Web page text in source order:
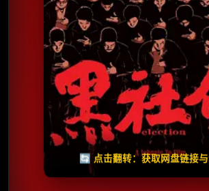
🔄 点击翻转：获取网盘链接
失效请反
🧧️
天天领红包